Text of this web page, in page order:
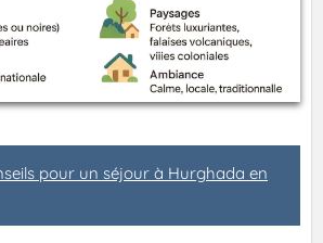
pour un séjour à Hurghada en